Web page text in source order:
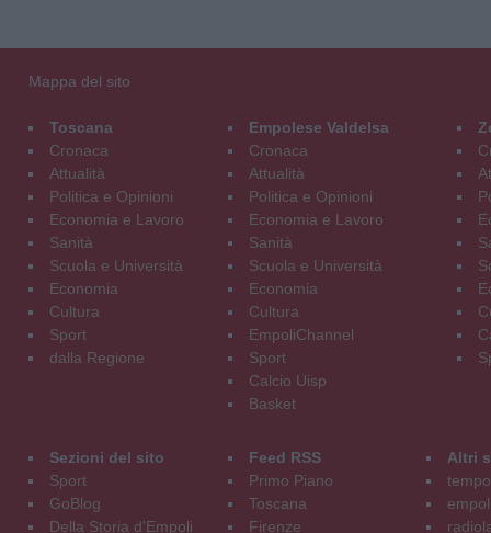
Mappa del sito
Toscana
Cronaca
Attualità
Politica e Opinioni
Economia e Lavoro
Sanità
Scuola e Università
Economia
Cultura
Sport
dalla Regione
Empolese Valdelsa
Cronaca
Attualità
Politica e Opinioni
Economia e Lavoro
Sanità
Scuola e Università
Economia
Cultura
EmpoliChannel
Sport
Calcio Uisp
Basket
Sezioni del sito
Sport
GoBlog
Della Storia d'Empoli
Feed RSS
Primo Piano
Toscana
Firenze
Altri